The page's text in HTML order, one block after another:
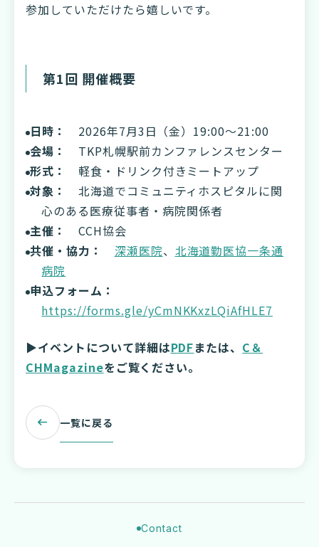
参加していただけたら嬉しいです。
第1回 開催概要
日時： 2026年7月3日（金）19:00〜21:00
会場： TKP札幌駅前カンファレンスセンター
形式： 軽食・ドリンク付きミートアップ
対象： 北海道でコミュニティホスピタルに関
心のある医療従事者・病院関係者
主催： CCH協会
共催・協力： 深瀬医院、 北海道勤医協一条通
病院
申込フォーム：
https://forms.gle/yCmNKKxzLQiAfHLE7
▶イベントについて詳細はPDFまたは、 C＆
CHMagazineをご覧ください。
一覧に戻る
Contact